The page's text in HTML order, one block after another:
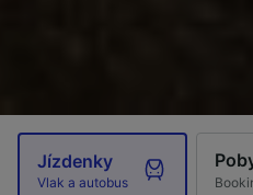
Jízdenky
Vlak a autobus